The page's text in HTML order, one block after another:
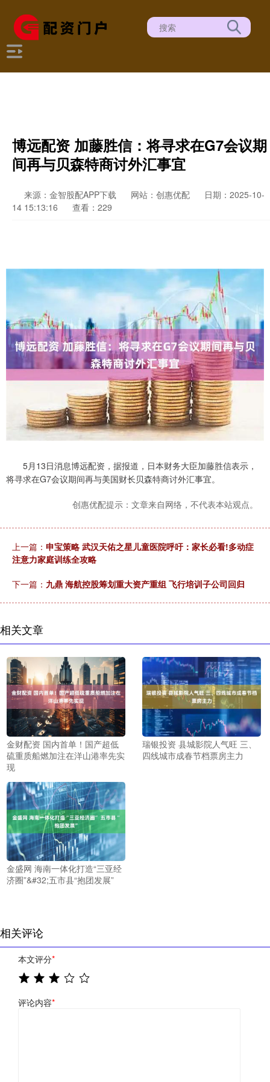
博远配资 加藤胜信：将寻求在G7会议期
间再与贝森特商讨外汇事宜
来源：金智股配APP下载 网站：创惠优配
日期：2025-10-
14 15:13:16
查看：229
5月13日消息博远配资，据报道，日本财务大臣加藤胜信表示，
将寻求在G7会议期间再与美国财长贝森特商讨外汇事宜。
创惠优配提示：文章来自网络，不代表本站观点。
上一篇： 申宝策略 武汉天佑之星儿童医院呼吁：家长必看!多动症
注意力家庭训练全攻略
下一篇： 九鼎 海航控股筹划重大资产重组 飞行培训子公司回归
相关文章
金财配资 国内首单！国产超低
硫重质船燃加注在洋山港率先实
现
瑞银投资 县城影院人气旺 三、
四线城市成春节档票房主力
金盛网 海南一体化打造“三亚经
济圈”&#32;五市县“抱团发展”
相关评论
本文评分*
评论内容*